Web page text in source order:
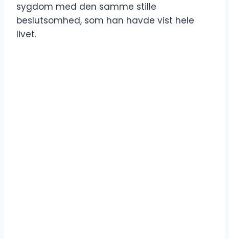
sygdom med den samme stille
beslutsomhed, som han havde vist hele
livet.